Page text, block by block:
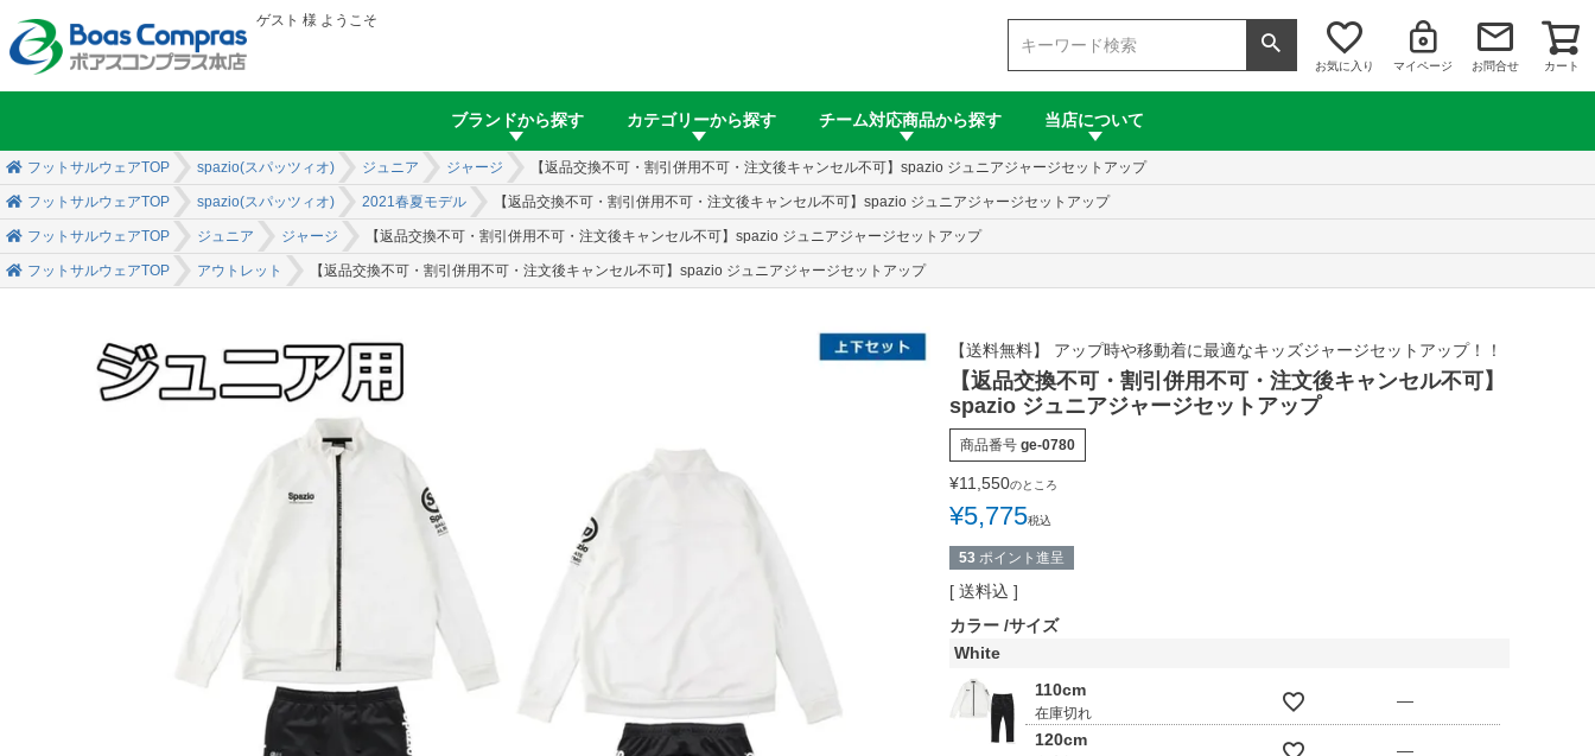
ゲスト 様 ようこそ
お気に入り マイページ お問合せ カート
ブランドから探す カテゴリーから探す チーム対応商品から探す 当店について
フットサルウェアTOP spazio(スパッツィオ) ジュニア ジャージ 【返品交換不可・割引併用不可・注文後キャンセル不可】spazio ジュニアジャージセットアップ
フットサルウェアTOP spazio(スパッツィオ) 2021春夏モデル 【返品交換不可・割引併用不可・注文後キャンセル不可】spazio ジュニアジャージセットアップ
フットサルウェアTOP ジュニア ジャージ 【返品交換不可・割引併用不可・注文後キャンセル不可】spazio ジュニアジャージセットアップ
フットサルウェアTOP アウトレット 【返品交換不可・割引併用不可・注文後キャンセル不可】spazio ジュニアジャージセットアップ
【送料無料】 アップ時や移動着に最適なキッズジャージセットアップ！！
【返品交換不可・割引併用不可・注文後キャンセル不可】
spazio ジュニアジャージセットアップ
商品番号 ge-0780
¥11,550のところ
¥5,775税込
53 ポイント進呈
送料込
カラー サイズ
White
110cm
在庫切れ
—
120cm
—